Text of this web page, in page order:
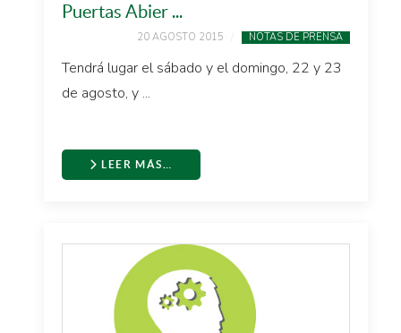
Puertas Abier ...
20 AGOSTO 2015 NOTAS DE PRENSA
Tendrá lugar el sábado y el domingo, 22 y 23
de agosto, y ...
LEER MÁS…